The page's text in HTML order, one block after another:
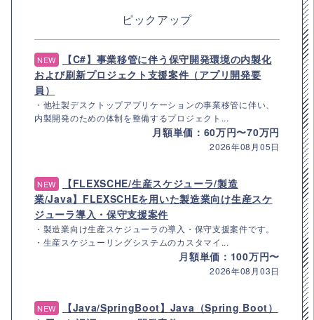
ピックアップ
NEW
【C#】事業移管に伴う保守開発環境の内製化
および刷新プロジェクト支援案件（アプリ開発要
員）
・他社製デスクトップアプリケーションの事業移管に伴い、
内製開発のための体制を整備するプロジェクト...
月額単価：60万円〜70万円
2026年08月05日
NEW
【FLEXSCHE/生産スケジューラ/製造
業/Java】FLEXSCHEを用いた製造業向け生産スケ
ジューラ導入・保守支援案件
・製造業向け生産スケジューラの導入・保守支援案件です。
・生産スケジューリングシステムのカスタマイ...
月額単価：100万円〜
2026年08月03日
NEW
【Java/SpringBoot】Java（Spring Boot）